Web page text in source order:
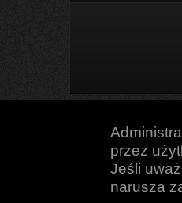
przez
Jeśli
narusza